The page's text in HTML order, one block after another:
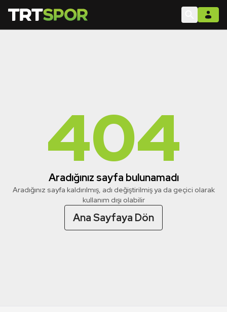
404
Aradığınız sayfa bulunamadı
Aradığınız sayfa kaldırılmış, adı değiştirilmiş ya da geçici olarak
kullanım dışı olabilir
Ana Sayfaya Dön